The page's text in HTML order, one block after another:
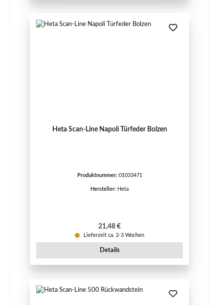
Heta Scan-Line Napoli Türfeder Bolzen
Produktnummer: 01033471
Hersteller: Heta
Regulärer Preis:
21,48 €
Lieferzeit ca. 2-3 Wochen
Details